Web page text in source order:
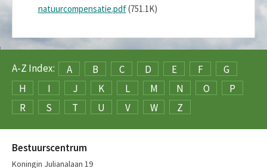
natuurcompensatie.pdf(751.1K)
A-Z Index: A B C D E F
G
H
I J K L M N O
P
R
S T U V W Z
Bestuurscentrum
Koningin Julianalaan 19